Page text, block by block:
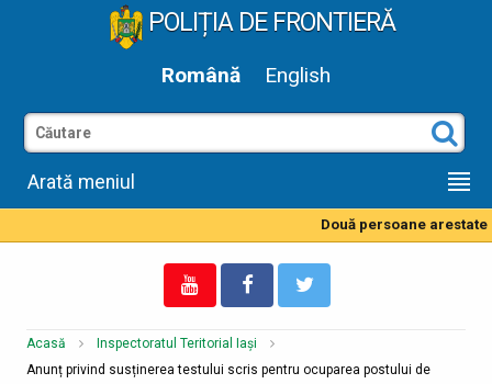
POLIȚIA DE FRONTIERĂ
Română English
Arată meniul
Două persoane
Acasă
Inspectoratul Teritorial Iași
Anunț privind susținerea testului scris pentru ocuparea postului de